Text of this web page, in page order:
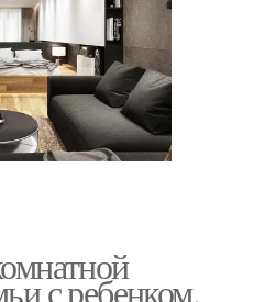
с ребенком.